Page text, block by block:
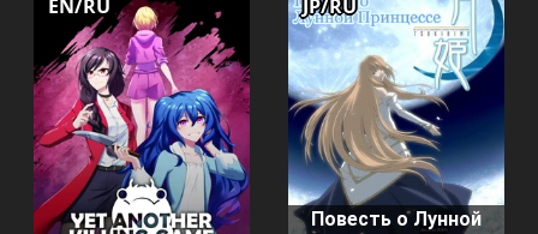
EN/RU
Повесть о Лунной
JP/RU